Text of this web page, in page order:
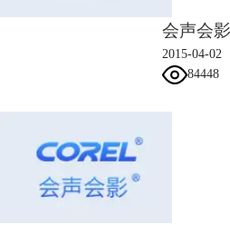
1）导入一张图片在覆叠轨上，右键调
2）将素材图片依次导入覆叠轨2，调整
在三帧位置设置关键帧，首帧阻光度设
会声会
2015-04-02
84448